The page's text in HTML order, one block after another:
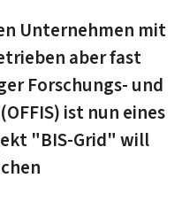
Unternehmen mit
aber fast
Forschungs- und
ist nun eines
"BIS-Grid" will